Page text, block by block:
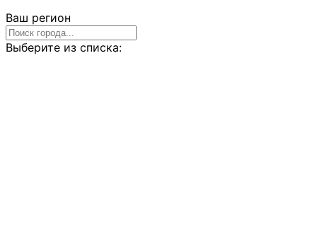
Ваш регион
Выберите из списка: